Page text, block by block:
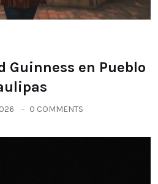
Guinness en Pueblo
0 COMMENTS